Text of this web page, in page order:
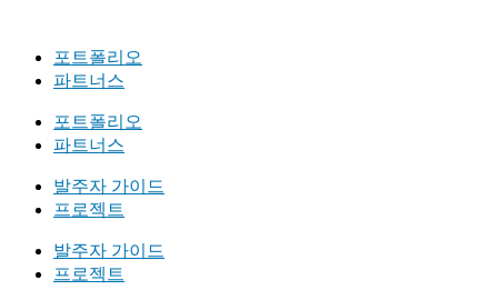
포트폴리오
파트너스
포트폴리오
파트너스
발주자 가이드
프로젝트
발주자 가이드
프로젝트